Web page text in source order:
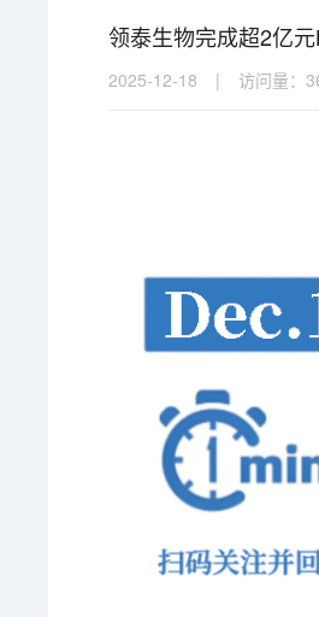
领泰生物完成超2亿
2025-12-18 | 访问量：